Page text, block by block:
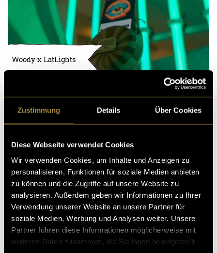
Zustimmung Details Über Cookies
Diese Webseite verwendet Cookies
Wir verwenden Cookies, um Inhalte und Anzeigen zu
personalisieren, Funktionen für soziale Medien anbieten
zu können und die Zugriffe auf unsere Website zu
analysieren. Außerdem geben wir Informationen zu Ihrer
Verwendung unserer Website an unsere Partner für
soziale Medien, Werbung und Analysen weiter. Unsere
Partner führen diese Informationen möglicherweise mit
weiteren Daten zusammen, die Sie ihnen bereitgestellt
Woody x LatLights